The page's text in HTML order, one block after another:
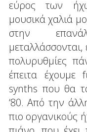
εύρος των
μουσικά χαλιά
στην
πολυρυθμίες
έπειτα έχουμε
synths που θα
‘80. Από την
πιο οργανικούς